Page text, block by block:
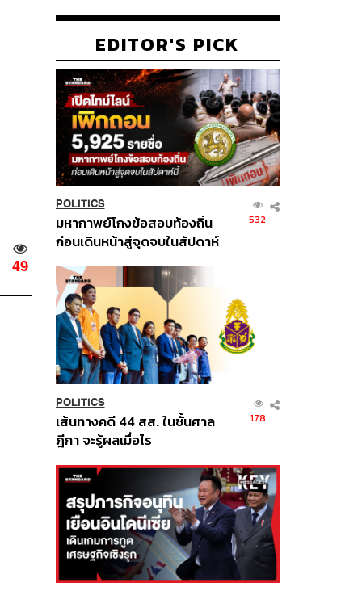
49
EDITOR'S PICK
POLITICS
มหากาพย์โกงข้อสอบท้องถิ่น
ก่อนเดินหน้าสู่จุดจบในสัปดาห์
532
POLITICS
เส้นทางคดี 44 สส. ในชั้นศาล
ฎีกา จะรู้ผลเมื่อไร
178